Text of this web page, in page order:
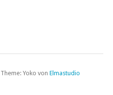
Theme: Yoko von Elmastudio